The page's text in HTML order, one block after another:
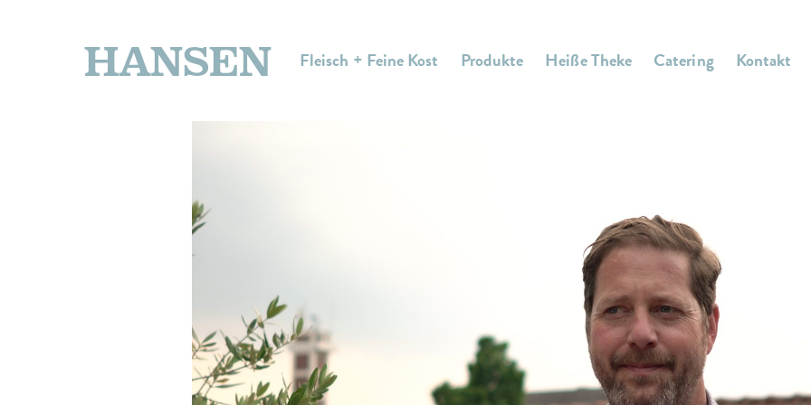
HANSEN Fleisch + Feine Kost Produkte Heiße Theke Catering Kontakt